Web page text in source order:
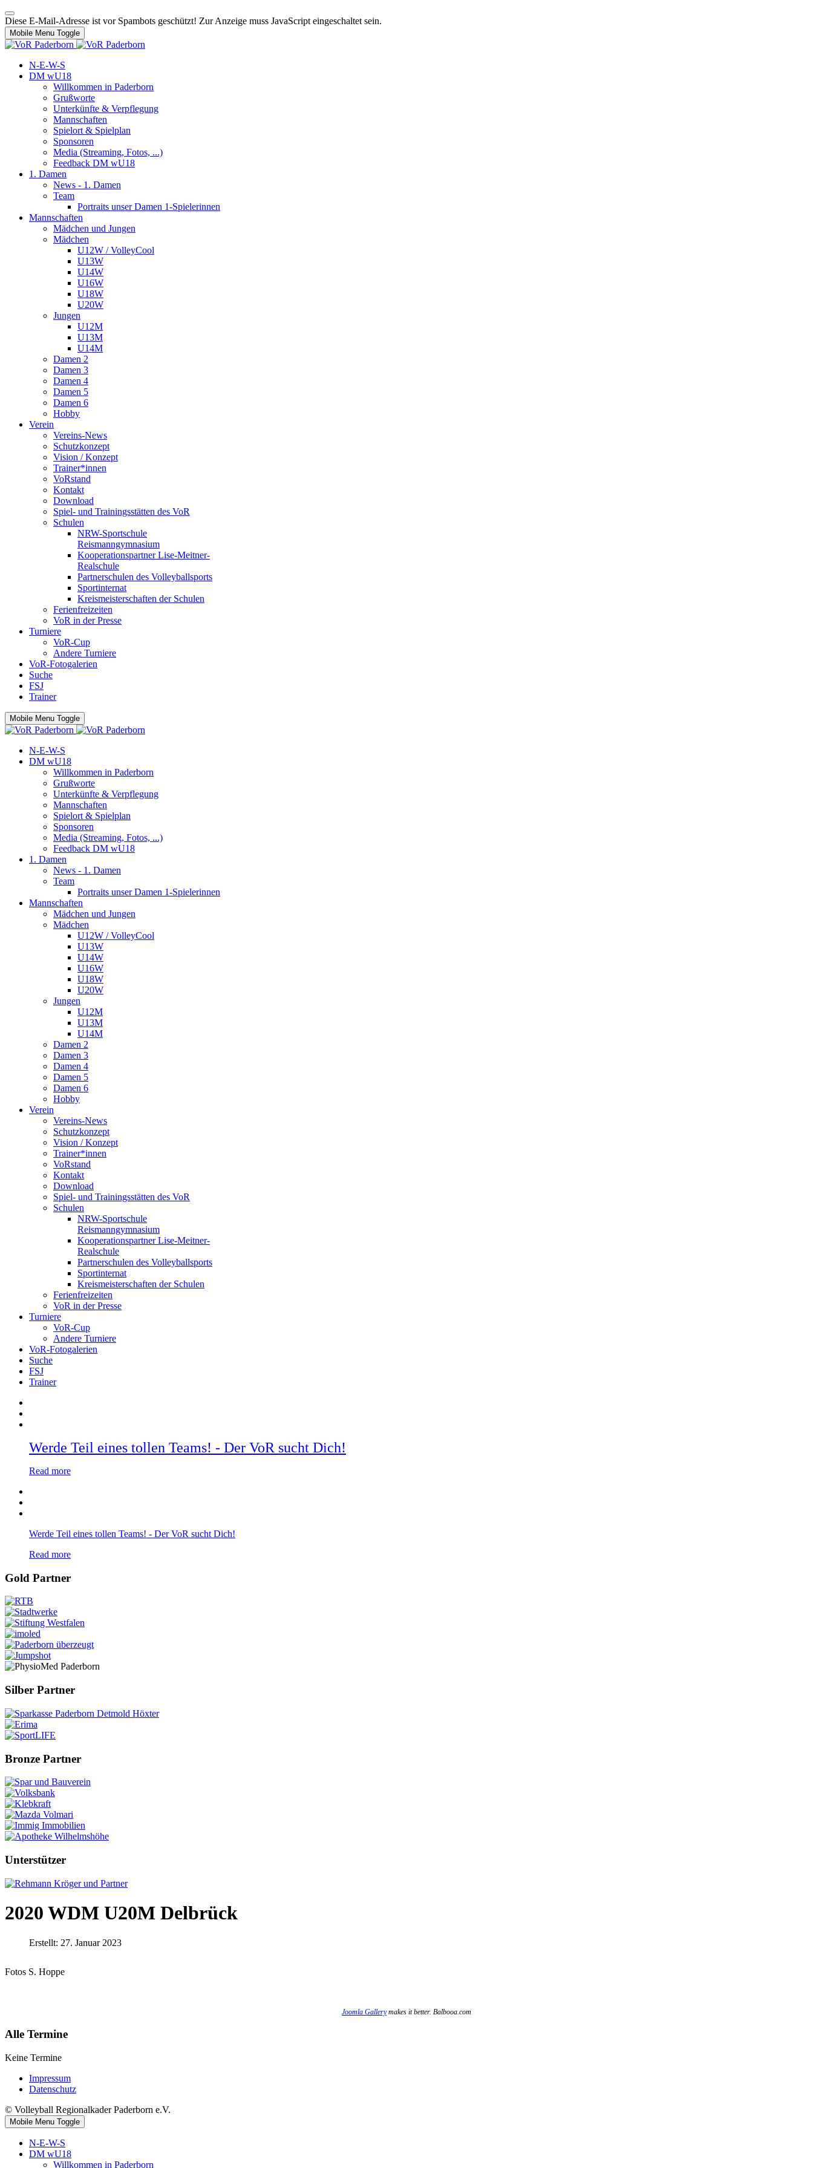
Diese E-Mail-Adresse ist vor Spambots geschützt! Zur Anzeige muss JavaScript eingeschaltet sein.
Mobile Menu Toggle
N-E-W-S
DM wU18
Willkommen in Paderborn
Grußworte
Unterkünfte & Verpflegung
Mannschaften
Spielort & Spielplan
Sponsoren
Media (Streaming, Fotos, ...)
Feedback DM wU18
1. Damen
News - 1. Damen
Team
Portraits unser Damen 1-Spielerinnen
Mannschaften
Mädchen und Jungen
Mädchen
U12W / VolleyCool
U13W
U14W
U16W
U18W
U20W
Jungen
U12M
U13M
U14M
Damen 2
Damen 3
Damen 4
Damen 5
Damen 6
Hobby
Verein
Vereins-News
Schutzkonzept
Vision / Konzept
Trainer*innen
VoRstand
Kontakt
Download
Spiel- und Trainingsstätten des VoR
Schulen
NRW-Sportschule
Reismanngymnasium
Kooperationspartner Lise-Meitner-
Realschule
Partnerschulen des Volleyballsports
Sportinternat
Kreismeisterschaften der Schulen
Ferienfreizeiten
VoR in der Presse
Turniere
VoR-Cup
Andere Turniere
VoR-Fotogalerien
Suche
FSJ
Trainer
Mobile Menu Toggle
N-E-W-S
DM wU18
Willkommen in Paderborn
Grußworte
Unterkünfte & Verpflegung
Mannschaften
Spielort & Spielplan
Sponsoren
Media (Streaming, Fotos, ...)
Feedback DM wU18
1. Damen
News - 1. Damen
Team
Portraits unser Damen 1-Spielerinnen
Mannschaften
Mädchen und Jungen
Mädchen
U12W / VolleyCool
U13W
U14W
U16W
U18W
U20W
Jungen
U12M
U13M
U14M
Damen 2
Damen 3
Damen 4
Damen 5
Damen 6
Hobby
Verein
Vereins-News
Schutzkonzept
Vision / Konzept
Trainer*innen
VoRstand
Kontakt
Download
Spiel- und Trainingsstätten des VoR
Schulen
NRW-Sportschule
Reismanngymnasium
Kooperationspartner Lise-Meitner-
Realschule
Partnerschulen des Volleyballsports
Sportinternat
Kreismeisterschaften der Schulen
Ferienfreizeiten
VoR in der Presse
Turniere
VoR-Cup
Andere Turniere
VoR-Fotogalerien
Suche
FSJ
Trainer
Werde Teil eines tollen Teams! - Der VoR sucht Dich!
Read more
Werde Teil eines tollen Teams! - Der VoR sucht Dich!
Read more
Gold Partner
Silber Partner
Bronze Partner
Unterstützer
2020 WDM U20M Delbrück
Erstellt: 27. Januar 2023
Fotos S. Hoppe
Joomla Gallerymakes it better. Balbooa.com
Alle Termine
Keine Termine
Impressum
Datenschutz
© Volleyball Regionalkader Paderborn e.V.
Mobile Menu Toggle
N-E-W-S
DM wU18
Willkommen in Paderborn